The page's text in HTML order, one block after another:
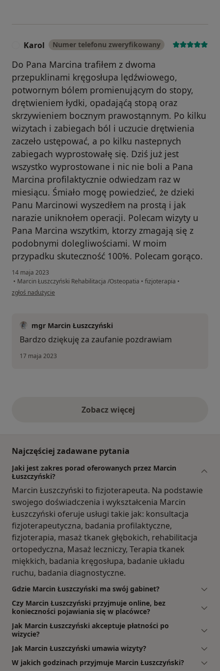
Karol Numer telefonu zweryfikowany
Do Pana Marcina trafiłem z dwoma
przepuklinami kręgosłupa lędźwiowego,
potwornym bólem promienującym do stopy,
drętwieniem łydki, opadająćą stopą oraz
skrzywieniem bocznym prawostąnnym. Po kilku
wizytach i zabiegach ból i uczucie drętwienia
zaczeło ustępować, a po kilku nastepnych
zabiegach wyprostowałę się. Dziś już jest
wszystko wyprostowane i nic nie boli a Pana
Marcina profilaktycznie odwiedzam raz w
miesiącu. Śmiało mogę powiedzieć, że dzieki
Panu Marcinowi wyszedłem na prostą i jak
narazie uniknołem operacji. Polecam wizyty u
Pana Marcina wszytkim, ktorzy zmagają się z
podobnymi dolegliwościami. W moim
przypadku skuteczność 100%. Polecam gorąco.
14 maja 2023
• Marcin Łuszczyński Rehabilitacja /Osteopatia • fizjoterapia •
w opinii użytkownika Karol
zgłoś nadużycie
mgr Marcin Łuszczyński
Bardzo dziękuję za zaufanie pozdrawiam
17 maja 2023
Zobacz więcejopinie powyżej
Najczęściej zadawane pytania
Jaki jest zakres porad oferowanych przez Marcin
Łuszczyński?
Marcin Łuszczyński to fizjoterapeuta. Na podstawie
swojego doświadczenia i wykształcenia Marcin
Łuszczyński oferuje usługi takie jak: konsultacja
fizjoterapeutyczna, badania profilaktyczne,
fizjoterapia, masaż tkanek głębokich, rehabilitacja
ortopedyczna, Masaż leczniczy, Terapia tkanek
miękkich, badania kręgosłupa, badanie układu
ruchu, badania diagnostyczne.
Gdzie Marcin Łuszczyński ma swój gabinet?
Czy Marcin Łuszczyński przyjmuje online, bez
konieczności pojawiania się w placówce?
Jak Marcin Łuszczyński akceptuje płatności po
wizycie?
Jak Marcin Łuszczyński umawia wizyty?
W jakich godzinach przyjmuje Marcin Łuszczyński?